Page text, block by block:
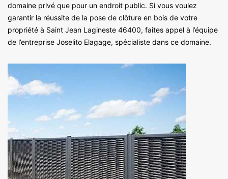
domaine privé que pour un endroit public. Si vous voulez
garantir la réussite de la pose de clôture en bois de votre
propriété à Saint Jean Lagineste 46400, faites appel à l’équipe
de l’entreprise Joselito Elagage, spécialiste dans ce domaine.